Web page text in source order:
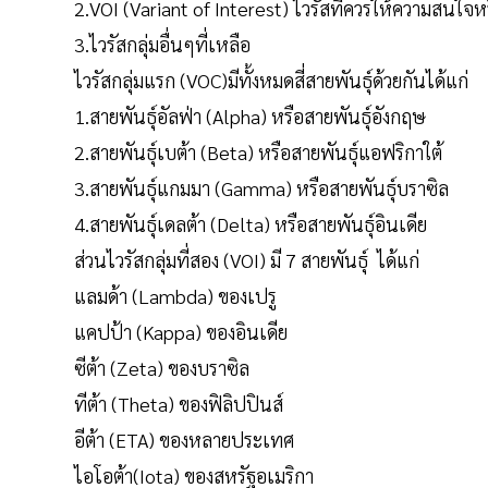
2.VOI (Variant of Interest) ไวรัสที่ควรให้ความสนใจห
3.ไวรัสกลุ่มอื่นๆที่เหลือ
ไวรัสกลุ่มแรก (VOC)มีทั้งหมดสี่สายพันธุ์ด้วยกันได้แก่
1.สายพันธุ์อัลฟ่า (Alpha) หรือสายพันธุ์อังกฤษ
2.สายพันธุ์เบต้า (Beta) หรือสายพันธุ์แอฟริกาใต้
3.สายพันธุ์แกมมา (Gamma) หรือสายพันธุ์บราซิล
4.สายพันธุ์เดลต้า (Delta) หรือสายพันธุ์อินเดีย
ส่วนไวรัสกลุ่มที่สอง (VOI) มี 7 สายพันธุ์ ได้แก่
แลมด้า (Lambda) ของเปรู
แคปป้า (Kappa) ของอินเดีย
ซีต้า (Zeta) ของบราซิล
ทีต้า (Theta) ของฟิลิปปินส์
อีต้า (ETA) ของหลายประเทศ
ไอโอต้า(Iota) ของสหรัฐอเมริกา